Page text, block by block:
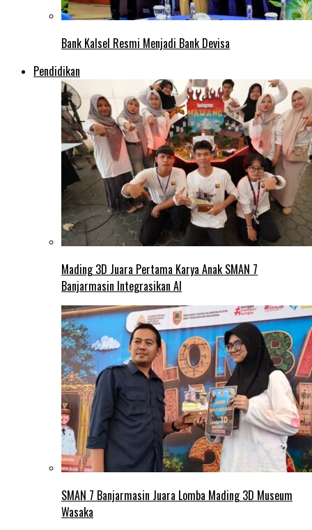
Bank Kalsel Resmi Menjadi Bank Devisa
Pendidikan
Mading 3D Juara Pertama Karya Anak SMAN 7
Banjarmasin Integrasikan AI
SMAN 7 Banjarmasin Juara Lomba Mading 3D Museum
Wasaka